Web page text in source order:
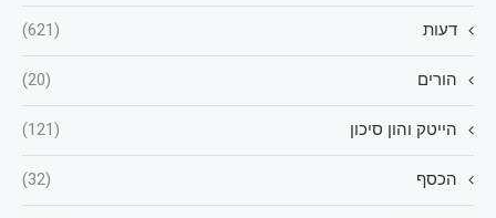
דעות (621)
הורים (20)
הייטק והון סיכון (121)
הכסף (32)